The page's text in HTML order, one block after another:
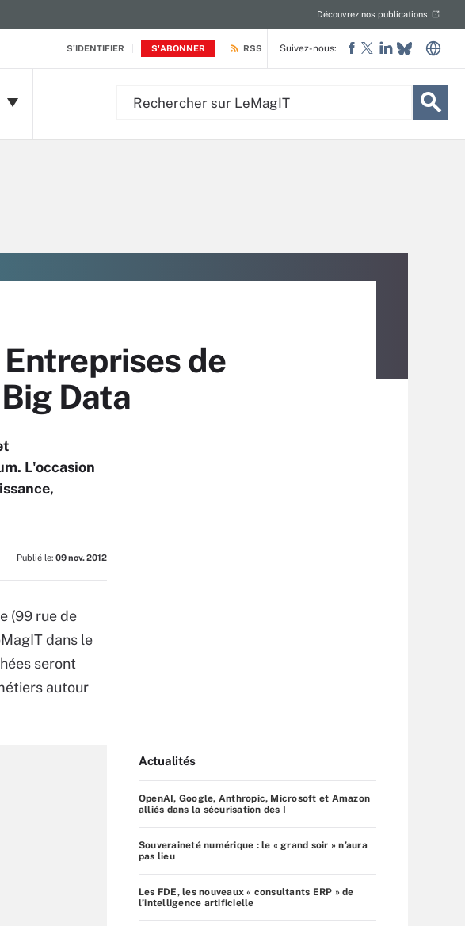
S'IDENTIFIER S'ABONNER
Découvrez nos publications
RSS Suivez-nous:
de
Data
L'occasion
Publié le: 09 nov. 2012
(99 rue de
dans le
seront
autour
Actualités
OpenAI, Google, Anthropic, Microsoft et Amazon
alliés dans la sécurisation des I
Souveraineté numérique : le « grand soir » n’aura
pas lieu
Les FDE, les nouveaux « consultants ERP » de
l’intelligence artificielle